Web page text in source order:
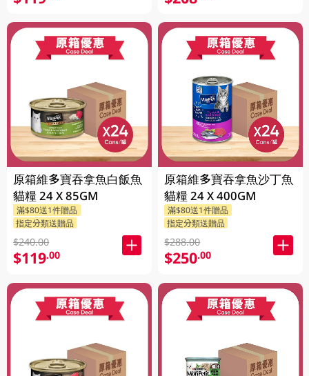
原箱維多寶吞拿魚白飯魚
貓糧 24 X 85GM
滿$80送1件贈品
指定分類送贈品
$240.00
$119.00
原箱維多寶吞拿魚沙丁魚
貓糧 24 X 400GM
滿$80送1件贈品
指定分類送贈品
$288.00
$250.00